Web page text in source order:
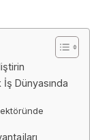
Dünyasında